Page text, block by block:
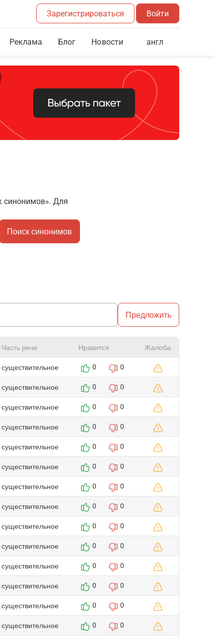
Зарегистрироваться Войти
Реклама Блог Новости англ
синонимов». Для
Поиск синонимов
Предложить
Часть речи Нравится Жалоба
существительное 0 0
существительное 0 0
существительное 0 0
существительное 0 0
существительное 0 0
существительное 0 0
существительное 0 0
существительное 0 0
существительное 0 0
существительное 0 0
существительное 0 0
существительное 0 0
существительное 0 0
существительное 0 0